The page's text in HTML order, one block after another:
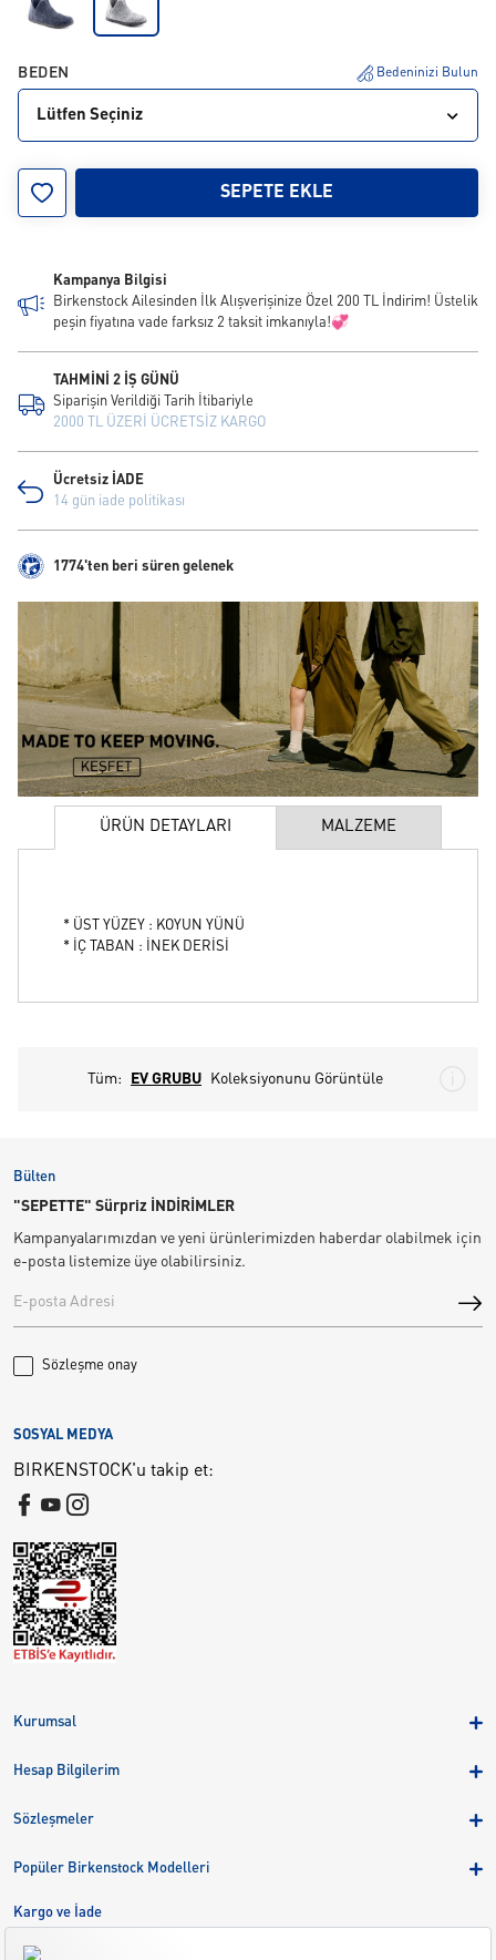
BEDEN Bedeninizi Bulun
Lütfen Seçiniz
35
SEPETE EKLE
Kampanya Bilgisi
Birkenstock Ailesinden İlk Alışverişinize Özel 200 TL İndirim! Üstelik
peşin fiyatına vade farksız 2 taksit imkanıyla!💞
TAHMİNİ 2 İŞ GÜNÜ
Siparişin Verildiği Tarih İtibariyle
2000 TL ÜZERİ ÜCRETSİZ KARGO
Ücretsiz İADE
14 gün iade politikası
1774'ten beri süren gelenek
ÜRÜN DETAYLARI MALZEME
* ÜST YÜZEY : KOYUN YÜNÜ
* İÇ TABAN : İNEK DERİSİ
Tüm: EV GRUBU Koleksiyonunu Görüntüle
Bülten
"SEPETTE" Sürpriz İNDİRİMLER
Kampanyalarımızdan ve yeni ürünlerimizden haberdar olabilmek için
e-posta listemize üye olabilirsiniz.
Sözleşme onay
Kurumsal
Birkenstock Group
Kariyer
Hesap Bilgilerim
Sipariş Takibi
Sözleşmeler
Kargo ve İade
Çerez Tercihlerini Yönetin
Popüler Birkenstock Modelleri
Kargo ve İade
Bize Ulaşın
SOSYAL MEDYA
BIRKENSTOCK'u takip et: